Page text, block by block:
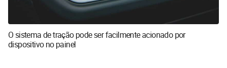
O sistema de tração pode ser facilmente acionado por
dispositivo no painel